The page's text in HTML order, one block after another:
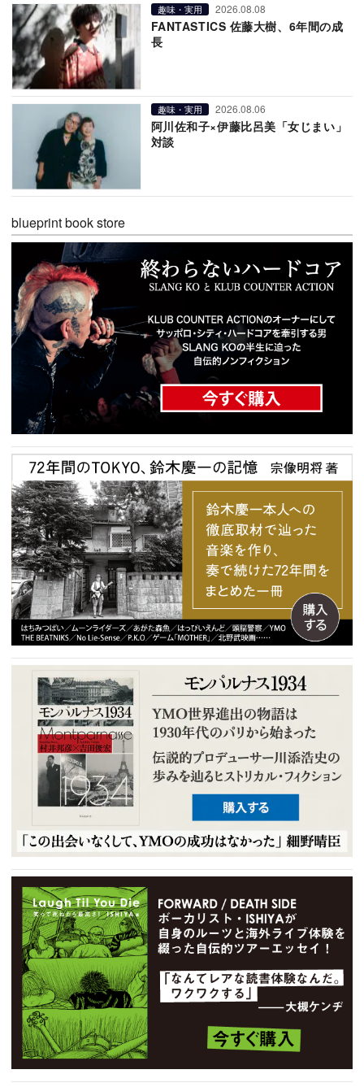
趣味・実用 2026.08.08
FANTASTICS 佐藤大樹、6年間の成
長
趣味・実用 2026.08.06
阿川佐和子×伊藤比呂美「女じまい」
対談
blueprint book store